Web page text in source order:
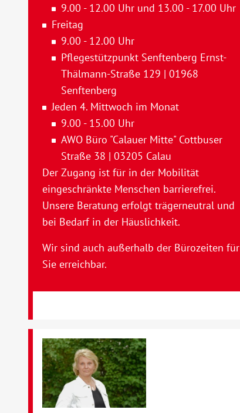
9.00 - 12.00 Uhr und 13.00 - 17.00 Uhr
Freitag
9.00 - 12.00 Uhr
Pflegestützpunkt Senftenberg Ernst-
Thälmann-Straße 129 | 01968
Senftenberg
Jeden 4. Mittwoch im Monat
9.00 - 15.00 Uhr
AWO Büro "Calauer Mitte" Cottbuser
Straße 38 | 03205 Calau
Der Zugang ist für in der Mobilität
eingeschränkte Menschen barrierefrei.
Unsere Beratung erfolgt trägerneutral und
bei Bedarf in der Häuslichkeit.
Wir sind auch außerhalb der Bürozeiten für
Sie erreichbar.